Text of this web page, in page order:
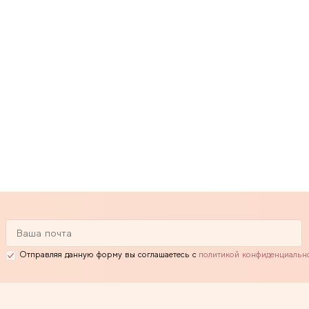
Отправляя данную форму вы соглашаетесь с политикой